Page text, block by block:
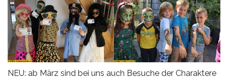
NEU: ab März sind bei uns auch Besuche der Charaktere